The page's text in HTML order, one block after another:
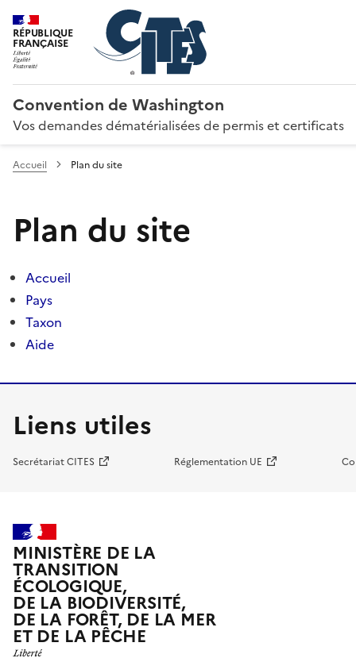
RÉPUBLIQUE
FRANÇAISE
Convention de Washington
Vos demandes dématérialisées de permis et certificats
Accueil Plan du site
Plan du site
Accueil
Pays
Taxon
Aide
Liens utiles
Secrétariat CITES Réglementation UE
MINISTÈRE DE LA
TRANSITION
ÉCOLOGIQUE,
DE LA BIODIVERSITÉ,
DE LA FORÊT, DE LA MER
ET DE LA PÊCHE